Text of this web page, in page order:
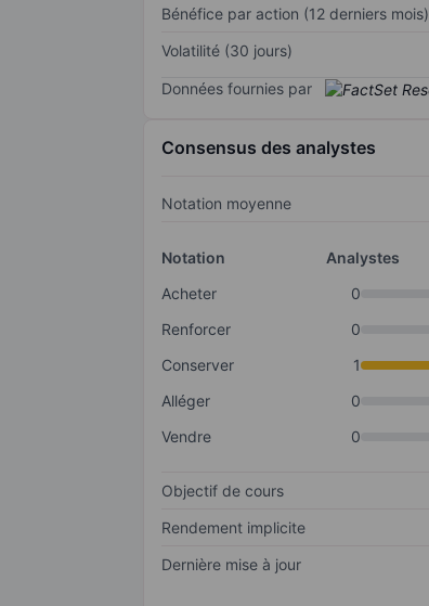
Bénéfice par action (12 derniers mois)
Volatilité (30 jours)
Données fournies par
Consensus des analystes
Notation moyenne
Notation
Analystes
Acheter
0
Renforcer
0
Conserver
1
Alléger
0
Vendre
0
Objectif de cours
Rendement implicite
Dernière mise à jour